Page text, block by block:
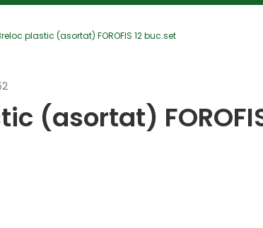
plastic (asortat) FOROFIS 12 buc.set
(asortat)